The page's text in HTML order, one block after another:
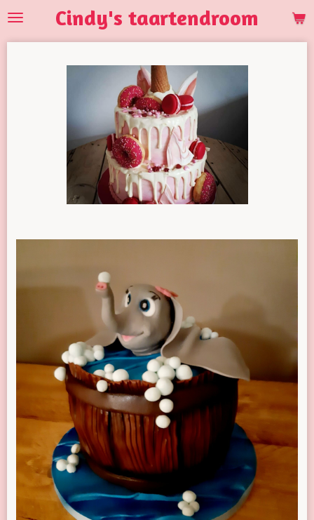
Ga
Cindy's taartendroom